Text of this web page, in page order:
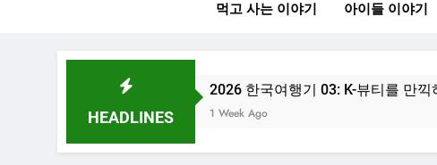
먹고 사는 이야기 아이들 이야기
HEADLINES
2026 한국여행기 03: K-뷰티를 만끽하다
1 Week Ago